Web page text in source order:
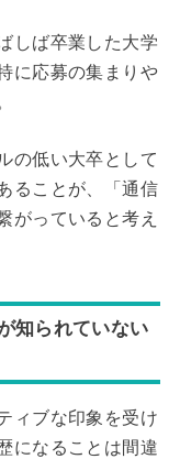
しば卒業した大学
に応募の集まりや
の低い大卒として
ることが、「通信
がっていると考え
知られていない
ィブな印象を受け
になることは間違